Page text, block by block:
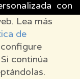
Lea más
de
continúa
con
de Uso